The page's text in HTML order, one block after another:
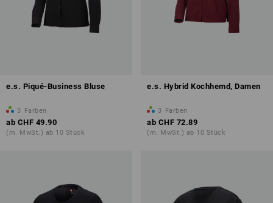
e.s. Piqué-Business Bluse
3 Farben
ab CHF 49.90
(m. MwSt.) ab 10 Stück
e.s. Hybrid Kochhemd, Damen
3 Farben
ab CHF 72.89
(m. MwSt.) ab 10 Stück